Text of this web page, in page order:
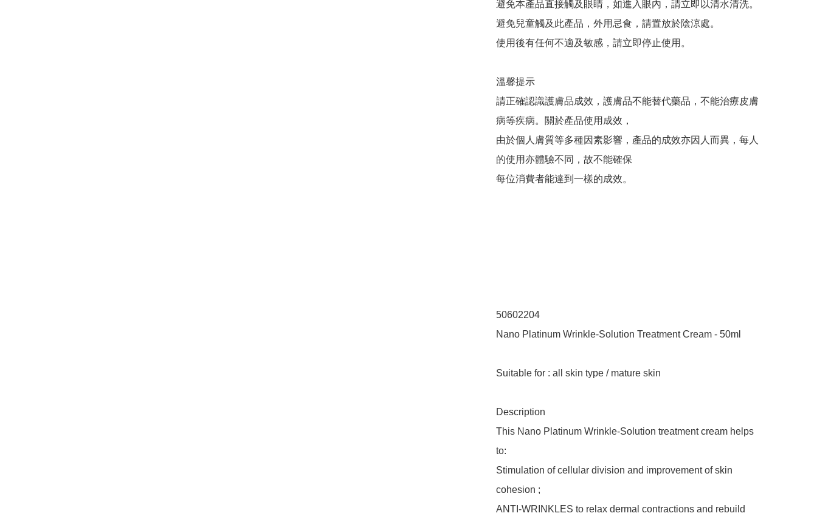
避免本產品直接觸及眼睛，如進入眼內，請立即以清水清洗。
避免兒童觸及此產品，外用忌食，請置放於陰涼處。
使用後有任何不適及敏感，請立即停止使用。
溫馨提示
請正確認識護膚品成效，護膚品不能替代藥品，不能治療皮膚
病等疾病。關於產品使用成效，
由於個人膚質等多種因素影響，產品的成效亦因人而異，每人
的使用亦體驗不同，故不能確保
每位消費者能達到一樣的成效。
50602204
Nano Platinum Wrinkle-Solution Treatment Cream - 50ml
Suitable for : all skin type / mature skin
Description
This Nano Platinum Wrinkle-Solution treatment cream helps
to:
Stimulation of cellular division and improvement of skin
cohesion ;
ANTI-WRINKLES to relax dermal contractions and rebuild